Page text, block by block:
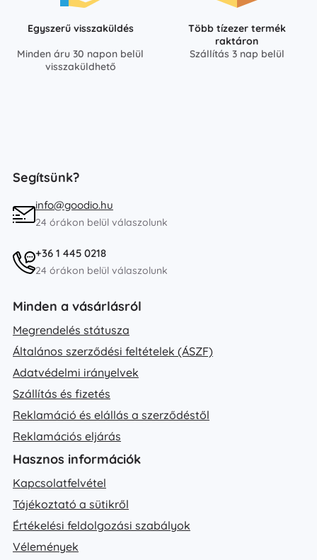
Egyszerű visszaküldés
Minden áru 30 napon belül
visszaküldhető
Több tízezer termék
raktáron
Szállítás 3 nap belül
Segítsünk?
info@goodio.hu
24 órákon belül válaszolunk
+36 1 445 0218
24 órákon belül válaszolunk
Minden a vásárlásról
Megrendelés státusza
Általános szerződési feltételek (ÁSZF)
Adatvédelmi irányelvek
Szállítás és fizetés
Reklamáció és elállás a szerződéstől
Reklamációs eljárás
Hasznos információk
Kapcsolatfelvétel
Tájékoztató a sütikről
Értékelési feldolgozási szabályok
Vélemények